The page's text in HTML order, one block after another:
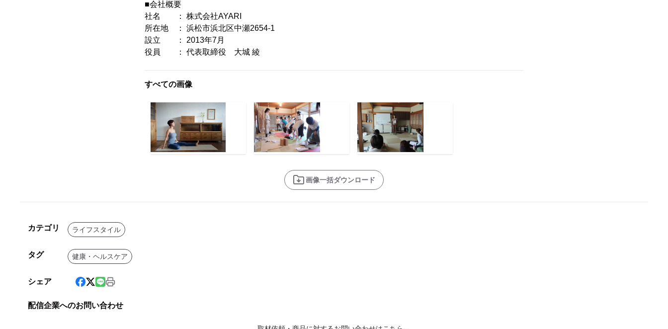
■会社概要
社名 ： 株式会社AYARI
所在地 ： 浜松市浜北区中瀬2654-1
設立 ： 2013年7月
役員 ： 代表取締役 大城 綾
すべての画像
画像一括ダウンロード
カテゴリ ライフスタイル
タグ 健康・ヘルスケア
シェア
配信企業へのお問い合わせ